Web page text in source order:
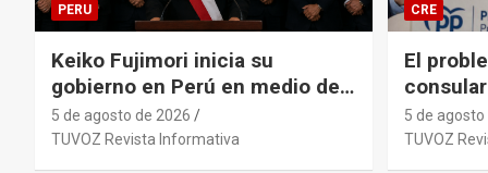
PERU
Keiko Fujimori inicia su
gobierno en Perú en medio de
la polémica por los
antecedentes penales de su
primer gabinete ministerial.
5 de agosto de 2026
TUVOZ Revista Informativa
CRE
El
sistémico
5 de agosto
TUVOZ